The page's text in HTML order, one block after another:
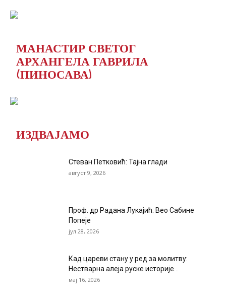
МАНАСТИР СВЕТОГ
АРХАНГЕЛА ГАВРИЛА
(ПИНОСАВА)
ИЗДВАЈАМО
Стеван Петковић: Тајна глади
август 9, 2026
Проф. др Радана Лукајић: Вео Сабине
Попеје
јул 28, 2026
Кад цареви стану у ред за молитву:
Нестварна алеја руске историје...
мај 16, 2026